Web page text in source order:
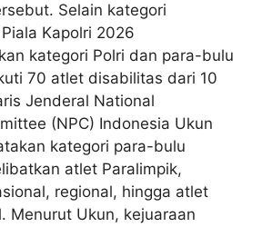
Selain kategori
Kapolri 2026
kategori Polri dan para-bulu
70 atlet disabilitas dari 10
Jenderal National
(NPC) Indonesia Ukun
kategori para-bulu
atlet Paralimpik,
regional, hingga atlet
Menurut Ukun, kejuaraan